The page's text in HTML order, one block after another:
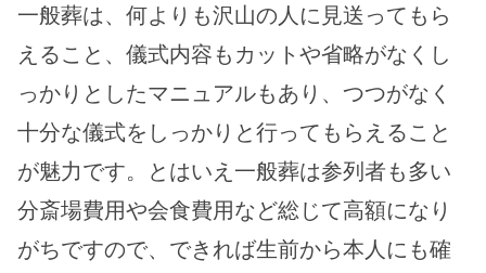
一般葬は、何よりも沢山の人に見送ってもら
えること、儀式内容もカットや省略がなくし
っかりとしたマニュアルもあり、つつがなく
十分な儀式をしっかりと行ってもらえること
が魅力です。とはいえ一般葬は参列者も多い
分斎場費用や会食費用など総じて高額になり
がちですので、できれば生前から本人にも確